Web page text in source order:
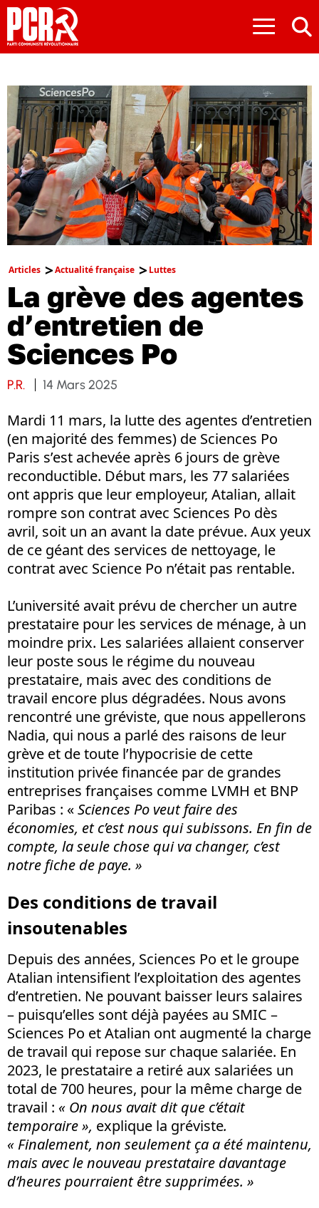
≡
Articles Actualité française Luttes
La grève des agentes
d’entretien de
Sciences Po
P.R. 14 Mars 2025
Mardi 11 mars, la lutte des agentes d’entretien
(en majorité des femmes) de Sciences Po
Paris s’est achevée après 6 jours de grève
reconductible. Début mars, les 77 salariées
ont appris que leur employeur, Atalian, allait
rompre son contrat avec Sciences Po dès
avril, soit un an avant la date prévue. Aux yeux
de ce géant des services de nettoyage, le
contrat avec Science Po n’était pas rentable.
L’université avait prévu de chercher un autre
prestataire pour les services de ménage, à un
moindre prix. Les salariées allaient conserver
leur poste sous le régime du nouveau
prestataire, mais avec des conditions de
travail encore plus dégradées. Nous avons
rencontré une gréviste, que nous appellerons
Nadia, qui nous a parlé des raisons de leur
grève et de toute l’hypocrisie de cette
institution privée financée par de grandes
entreprises françaises comme LVMH et BNP
Paribas : «Sciences Po veut faire des
économies, et c’est nous qui subissons. En fin de
compte, la seule chose qui va changer, c’est
notre fiche de paye. »
Des conditions de travail
insoutenables
Depuis des années, Sciences Po et le groupe
Atalian intensifient l’exploitation des agentes
d’entretien. Ne pouvant baisser leurs salaires
– puisqu’elles sont déjà payées au SMIC –
Sciences Po et Atalian ont augmenté la charge
de travail qui repose sur chaque salariée. En
2023, le prestataire a retiré aux salariées un
total de 700 heures, pour la même charge de
travail : « On nous avait dit que c’était
temporaire », explique la gréviste.
« Finalement, non seulement ça a été maintenu,
mais avec le nouveau prestataire davantage
d’heures pourraient être supprimées. »